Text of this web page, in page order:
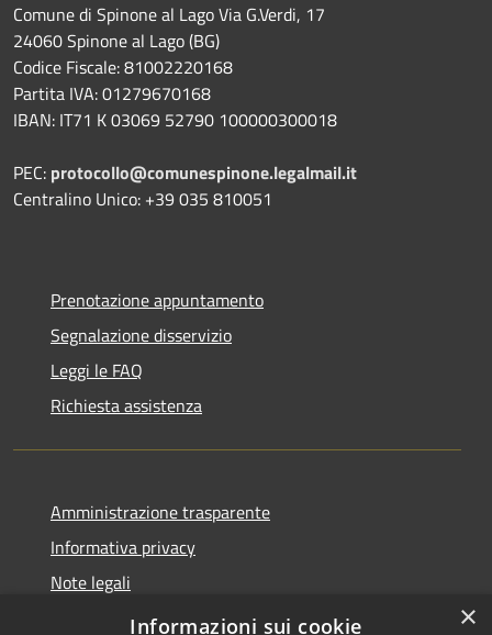
Comune di Spinone al Lago Via G.Verdi, 17
24060 Spinone al Lago (BG)
Codice Fiscale: 81002220168
Partita IVA: 01279670168
IBAN: IT71 K 03069 52790 100000300018
PEC: protocollo@comunespinone.legalmail.it
Centralino Unico: +39 035 810051
Prenotazione appuntamento
Segnalazione disservizio
Leggi le FAQ
Richiesta assistenza
Amministrazione trasparente
Informativa privacy
Note legali
Dichiarazione di accessibilità
×
Informazioni sui cookie